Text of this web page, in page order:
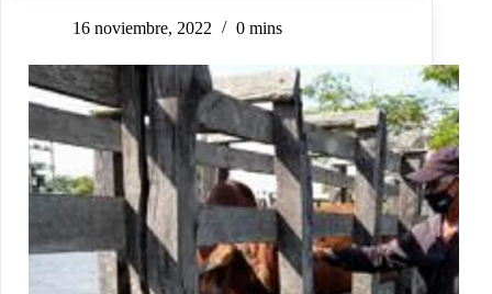
16 noviembre, 2022 0 mins